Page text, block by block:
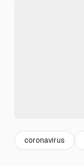
coronavirus